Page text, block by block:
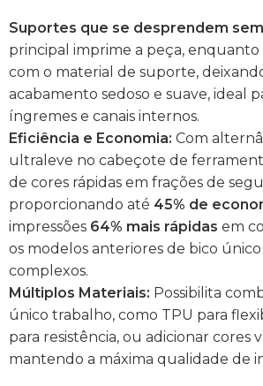
Suportes que se desprendem
principal imprime a peça, enquanto
com o material de suporte,
acabamento sedoso e suave, ideal
íngremes e canais internos.
Eficiência e Economia: Com
ultraleve no cabeçote de
de cores rápidas em frações de
proporcionando até 45% de
impressões 64% mais rápidas em
os modelos anteriores de bico
complexos.
Múltiplos Materiais: Possibilita
único trabalho, como TPU para
para resistência, ou adicionar cores
mantendo a máxima qualidade de